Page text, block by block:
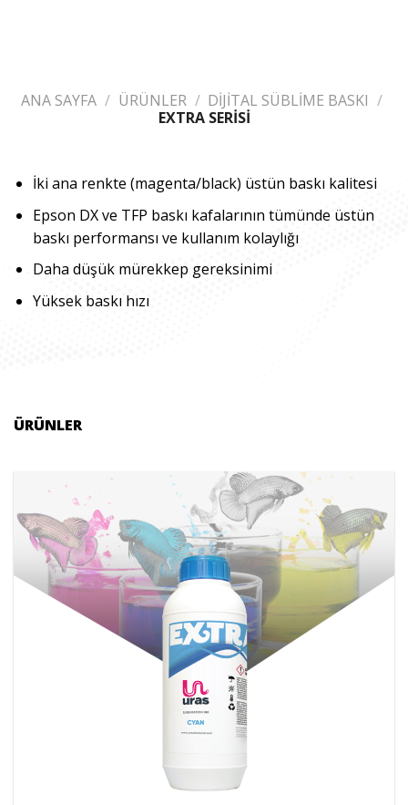
ANA SAYFA / ÜRÜNLER / DİJİTAL SÜBLİME BASKI /
EXTRA SERİSİ
İki ana renkte (magenta/black) üstün baskı kalitesi
Epson DX ve TFP baskı kafalarının tümünde üstün
baskı performansı ve kullanım kolaylığı
Daha düşük mürekkep gereksinimi
Yüksek baskı hızı
ÜRÜNLER